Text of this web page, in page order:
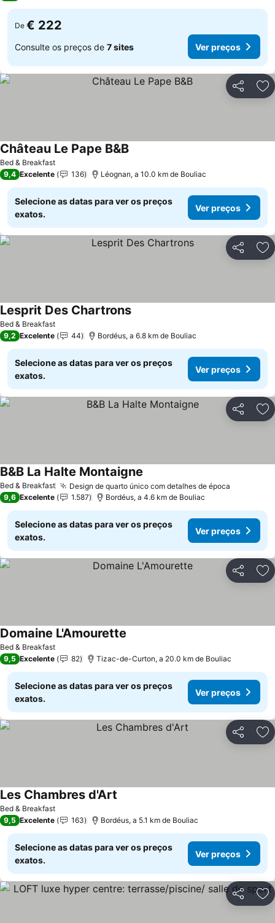
De € 222
Consulte os preços de 7 sites Ver preços
Partilhar
Bed & Breakfast
Château Le Pape B&B
9,4 Excelente 136 Léognan, a 10.0 km de Bouliac
Selecione as datas para ver os preços
exatos.
Ver preços
Partilhar
Bed & Breakfast
Lesprit Des Chartrons
9,2 Excelente 44 Bordéus, a 6.8 km de Bouliac
Selecione as datas para ver os preços
exatos.
Ver preços
Partilhar
Bed & Breakfast Design de quarto único com detalhes de época
B&B La Halte Montaigne
9,6 Excelente 1.587 Bordéus, a 4.6 km de Bouliac
Selecione as datas para ver os preços
exatos.
Ver preços
Partilhar
Bed & Breakfast
Domaine L'Amourette
9,5 Excelente 82 Tizac-de-Curton, a 20.0 km de Bouliac
Selecione as datas para ver os preços
exatos.
Ver preços
Partilhar
Bed & Breakfast
Les Chambres d'Art
9,5 Excelente 163 Bordéus, a 5.1 km de Bouliac
Selecione as datas para ver os preços
exatos.
Ver preços
Partilhar